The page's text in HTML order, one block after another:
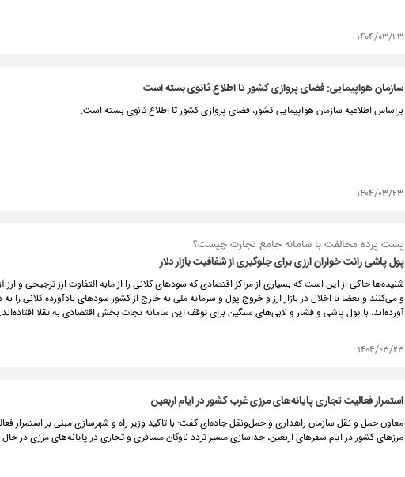
۱۴۰۴/۰۳/۲۳
سازمان هواپیمایی: فضای پروازی کشور تا اطلاع ثانوی بسته است
براساس اطلاعیه سازمان هواپیمایی کشور، فضای پروازی کشور تا اطلاع ثانوی بسته است.
۱۴۰۴/۰۳/۲۳
پشت پرده مخالفت با سامانه جامع تجارت چیست؟
پول پاشی رانت خواران ارزی برای جلوگیری از شفافیت بازار دلار
شنیده‌ها حاکی از این است که بسیاری از مراکز اقتصادی که سودهای کلانی را از مابه التفاوت ارز ترجیحی و
و می‌کنند و بعضا با اخلال در بازار ارز و خروج پول و سرمایه ملی به خارج از کشور سودهای بادآورده کلانی را
آورده‌اند، با پول پاشی و فشار و لابی‌های سنگین برای توقف این سامانه نجات بخش اقتصادی به تقلا افتاده‌اند.
۱۴۰۴/۰۳/۲۳
استمرار فعالیت تجاری پایانه‌های مرزی غرب کشور در ایام اربعین
معاون حمل و نقل سازمان راهداری و حمل‌ونقل جاده‌ای گفت: با تاکید وزیر راه و شهرسازی مبنی بر استمرار
مرزهای کشور در ایام سفرهای اربعین، جداسازی مسیر تردد ناوگان مسافری و تجاری در پایانه‌های مرزی در